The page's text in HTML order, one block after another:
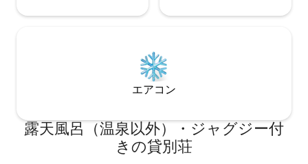
エアコン
露天風呂（温泉以外）・ジャグジー付
きの貸別荘